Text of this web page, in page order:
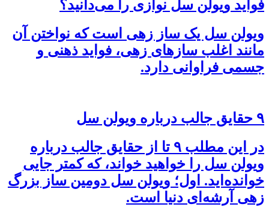
فواید ویولن سل نوازی را می‌دانید؟
ویولن سل یک ساز زهی است که نواختن آن
مانند اغلب سازهای زهی، فواید ذهنی و
جسمی فراوانی دارد.
۹ حقایق جالب درباره ویولن سل
در این مطلب ۹ تا از حقایق جالب درباره
ویولن سل را خواهید خواند، که کمتر جایی
خوانده‌اید. اول؛ ویولن سل دومین ساز بزرگ
زهی آرشه‌‌ای دنیا است.